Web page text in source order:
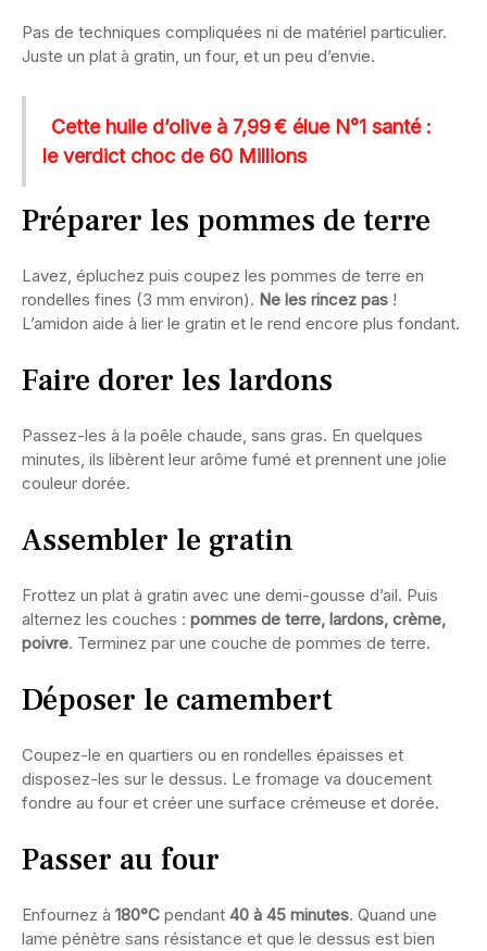
Pas de techniques compliquées ni de matériel particulier.
Juste un plat à gratin, un four, et un peu d’envie.
Cette huile d’olive à 7,99 € élue N°1 santé :
le verdict choc de 60 Millions
Préparer les pommes de terre
Lavez, épluchez puis coupez les pommes de terre en
rondelles fines (3 mm environ). Ne les rincez pas !
L’amidon aide à lier le gratin et le rend encore plus fondant.
Faire dorer les lardons
Passez-les à la poêle chaude, sans gras. En quelques
minutes, ils libèrent leur arôme fumé et prennent une jolie
couleur dorée.
Assembler le gratin
Frottez un plat à gratin avec une demi-gousse d’ail. Puis
alternez les couches : pommes de terre, lardons, crème,
poivre. Terminez par une couche de pommes de terre.
Déposer le camembert
Coupez-le en quartiers ou en rondelles épaisses et
disposez-les sur le dessus. Le fromage va doucement
fondre au four et créer une surface crémeuse et dorée.
Passer au four
Enfournez à 180°C pendant 40 à 45 minutes. Quand une
lame pénètre sans résistance et que le dessus est bien